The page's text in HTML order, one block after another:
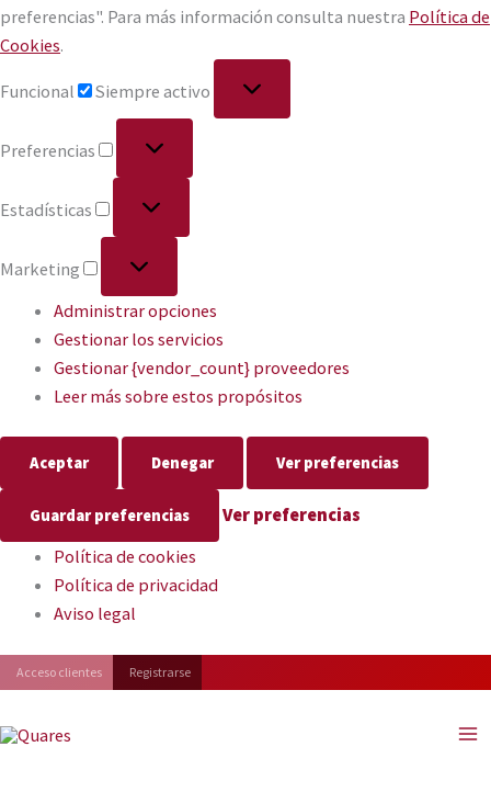
preferencias". Para más información consulta nuestra Política de
Cookies.
Funcional Siempre activo
Preferencias
Estadísticas
Marketing
Administrar opciones
Gestionar los servicios
Gestionar {vendor_count} proveedores
Leer más sobre estos propósitos
Aceptar Denegar Ver preferencias
Guardar preferencias
Ver preferencias
Política de cookies
Política de privacidad
Aviso legal
Acceso clientes Registrarse
Facebook
Instagram
YouTube